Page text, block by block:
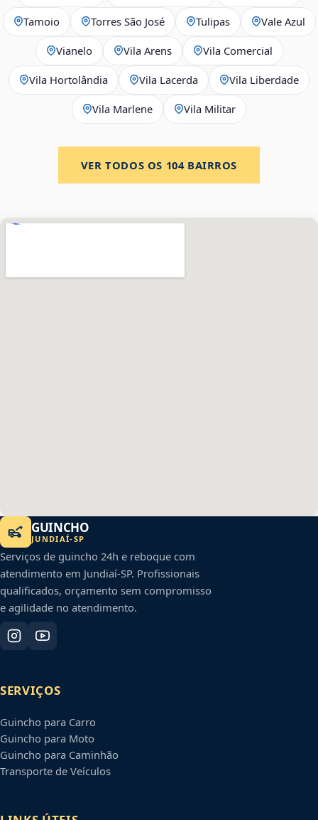
Tamoio Torres São José Tulipas Vale Azul
Vianelo Vila Arens Vila Comercial
Vila Hortolândia Vila Lacerda Vila Liberdade
Vila Marlene Vila Militar
VER TODOS OS 104BAIRROS
GUINCHO
JUNDIAÍ-SP
Serviços de guincho 24h e reboque com
atendimento em Jundiaí-SP. Profissionais
qualificados, orçamento sem compromisso
e agilidade no atendimento.
SERVIÇOS
Guincho para Carro
Guincho para Moto
Guincho para Caminhão
Transporte de Veículos